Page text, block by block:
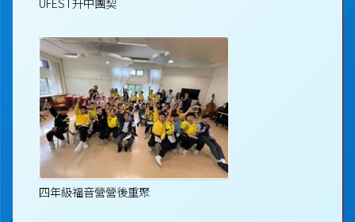
四年級福音營營後重聚